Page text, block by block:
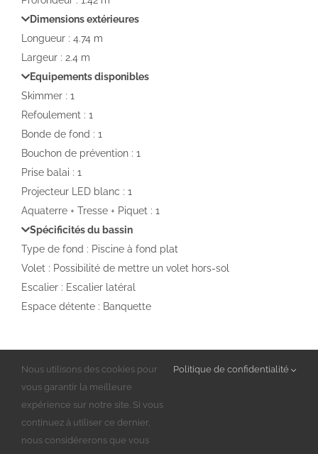
Dimensions extérieures
Longueur : 4.74 m
Largeur : 2.4 m
Equipements disponibles
Skimmer : 1
Refoulement : 1
Bonde de fond : 1
Bouchon de prévention : 1
Prise balai : 1
Projecteur LED blanc : 1
Aquaterre + Tresse + Piquet : 1
Spécificités du bassin
Type de fond : Piscine à fond plat
Volet : Possibilité de mettre un volet hors-sol
Escalier : Escalier latéral
Espace détente : Banquette
Nous utilisons des cookies pour
vous garantir la meilleure
expérience sur notre site. Si vous
continuez à utiliser ce dernier,
nous considérerons que vous
Politique de confidentialité